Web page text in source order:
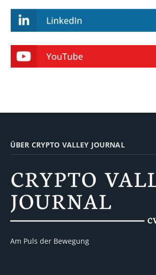
ÜBER CRYPTO VALLEY JOURNAL
Am Puls der Bewegung